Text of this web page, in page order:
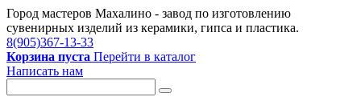
Город мастеров Mахалино - завод по изготовлению
сувенирных изделий из керамики, гипса и пластика.
8(905)367-13-33
Корзина пуста Перейти в каталог
Написать нам